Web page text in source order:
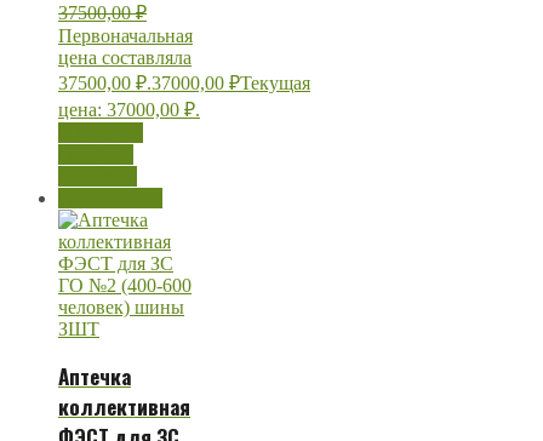
37500,00₽
Первоначальная
цена составляла
37500,00 ₽.37000,00 ₽Текущая
цена: 37000,00 ₽.
Аптечка
коллективная